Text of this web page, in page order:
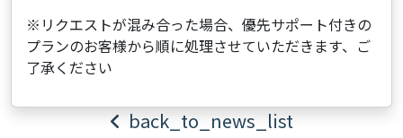
※リクエストが混み合った場合、優先サポート付きの
プランのお客様から順に処理させていただきます、ご
了承ください
back_to_news_list